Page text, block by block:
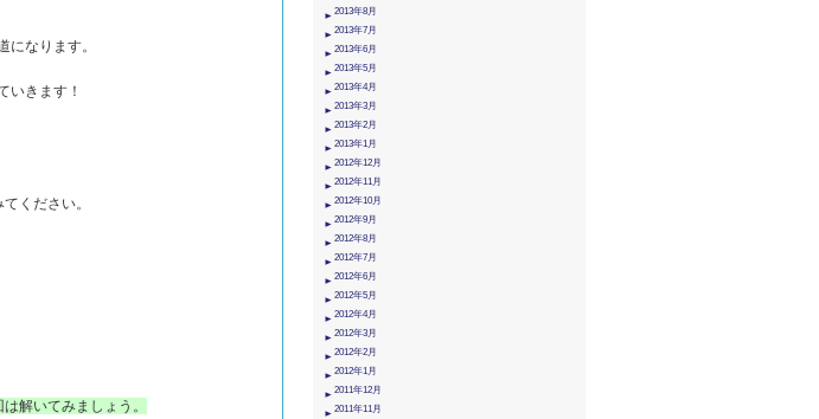
なります。
いきます！
ください。
解いてみましょう。
2013年8月
2013年7月
2013年6月
2013年5月
2013年4月
2013年3月
2013年2月
2013年1月
2012年12月
2012年11月
2012年10月
2012年9月
2012年8月
2012年7月
2012年6月
2012年5月
2012年4月
2012年3月
2012年2月
2012年1月
2011年12月
2011年11月